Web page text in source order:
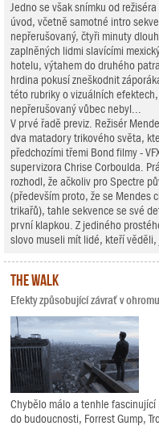
Jedno se však snímku od
úvod, včetně samotné intro
nepřerušovaný, čtyři minuty
zaplněných lidmi slavícími
hotelu, výtahem do druhého
hrdina pokusí zneškodnit
této rubriky o vizuálních
nepřerušovaný vůbec nebyl...
V prvé řadě previz. Režisér
dva matadory trikového světa,
předchozími třemi Bond filmy -
supervizora Chrise Corboulda.
rozhodl, že ačkoliv pro Spectre
(především proto, že se Mendes
trikařů), tahle sekvence se své
první klapkou. Z jediného
slovo museli mít lidé, kteří věděli,
The Walk
Efekty způsobující závrať v
Chybělo málo a tenhle
do budoucnosti, Forrest Gump,